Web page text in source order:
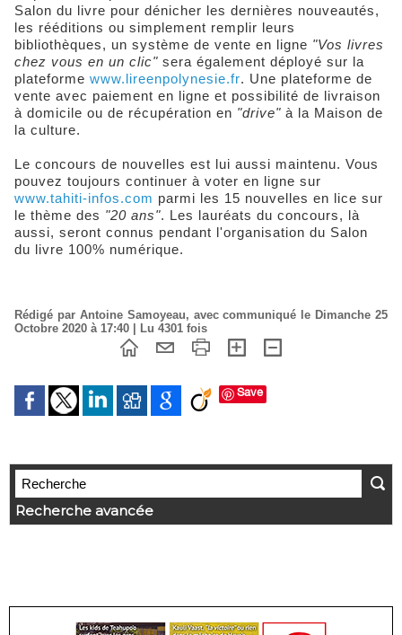
Salon du livre pour dénicher les dernières nouveautés,
les rééditions ou simplement remplir leurs
bibliothèques, un système de vente en ligne "Vos livres
chez vous en un clic" sera également déployé sur la
plateforme www.lireenpolynesie.fr. Une plateforme de
vente avec paiement en ligne et possibilité de livraison
à domicile ou de récupération en "drive" à la Maison de
la culture.
Le concours de nouvelles est lui aussi maintenu. Vous
pouvez toujours continuer à voter en ligne sur
www.tahiti-infos.com parmi les 15 nouvelles en lice sur
le thème des "20 ans". Les lauréats du concours, là
aussi, seront connus pendant l'organisation du Salon
du livre 100% numérique.
Rédigé par Antoine Samoyeau, avec communiqué le Dimanche 25
Octobre 2020 à 17:40 | Lu 4301 fois
Save
Recherche avancée